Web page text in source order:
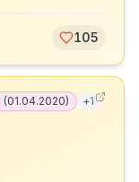
105
(01.04.2020) +1